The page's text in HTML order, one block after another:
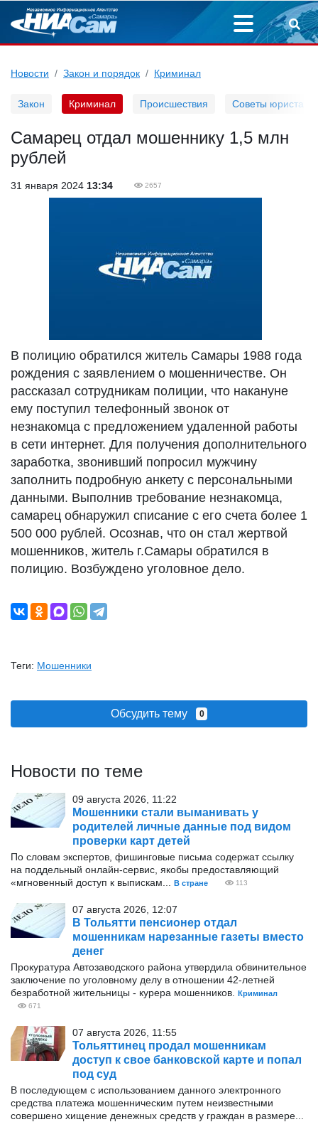
Новости Закон и порядок Криминал
Закон Криминал Происшествия Советы юриста
Самарец отдал мошеннику 1,5 млн
рублей
31 января 2024 13:34 2657
В полицию обратился житель Самары 1988 года
рождения с заявлением о мошенничестве. Он
рассказал сотрудникам полиции, что накануне
ему поступил телефонный звонок от
незнакомца с предложением удаленной работы
в сети интернет. Для получения дополнительного
заработка, звонивший попросил мужчину
заполнить подробную анкету с персональными
данными. Выполнив требование незнакомца,
самарец обнаружил списание с его счета более 1
500 000 рублей. Осознав, что он стал жертвой
мошенников, житель г.Самары обратился в
полицию. Возбуждено уголовное дело.
Теги: Мошенники
Обсудить тему 0
Новости по теме
09 августа 2026, 11:22
Мошенники стали выманивать у
родителей личные данные под видом
проверки карт детей
По словам экспертов, фишинговые письма содержат ссылку
на поддельный онлайн-сервис, якобы предоставляющий
«мгновенный доступ к выпискам...
В стране 113
07 августа 2026, 12:07
В Тольятти пенсионер отдал
мошенникам нарезанные газеты вместо
денег
Прокуратура Автозаводского района утвердила обвинительное
заключение по уголовному делу в отношении 42-летней
безработной жительницы - курера мошенников.
Криминал
671
07 августа 2026, 11:55
Тольяттинец продал мошенникам
доступ к свое банковской карте и попал
под суд
В последующем с использованием данного электронного
средства платежа мошенническим путем неизвестными
совершено хищение денежных средств у граждан в размере...